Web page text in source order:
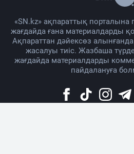
«SN.kz» ақпараттық порталына
жағдайда ғана материалдарды
Ақпараттан дәйексөз алынғанда
жасалуы тиіс. Жазбаша
жағдайда материалдарды
пайдалануға